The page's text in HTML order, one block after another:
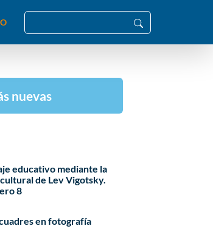
nuevas
educativo mediante la
de Lev Vigotsky.
8
en fotografía